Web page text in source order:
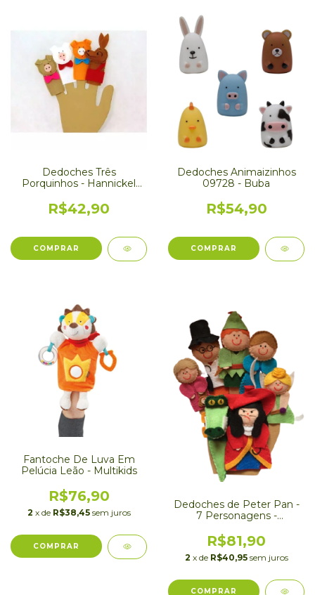
Dedoches Três
Porquinhos - Hannickel
R$42,90
Dedoches Animaizinhos
09728 - Buba
R$54,90
Fantoche De Luva Em
Pelúcia Leão - Multikids
R$76,90
2 x de R$38,45 sem juros
Dedoches de Peter Pan -
7 Personagens -
R$81,90
2 x de R$40,95 sem juros